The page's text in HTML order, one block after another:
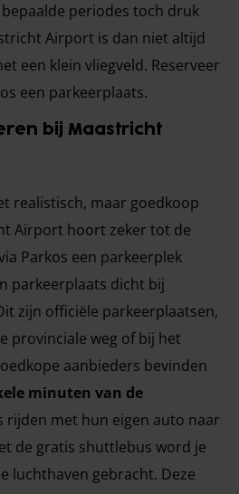
periodes toch druk
Airport is dan niet altijd
een klein vliegveld. Reserveer
een parkeerplaats.
bij Maastricht
realistisch, maar goedkoop
Airport hoort zeker tot de
Parkos een parkeerplek
parkeerplaats dicht bij
zijn officiële parkeerplaatsen,
provinciale weg of bij het
aanbieders bevinden
minuten van de
rijden met hun eigen auto naar
de gratis shuttlebus word je
luchthaven gebracht. Deze